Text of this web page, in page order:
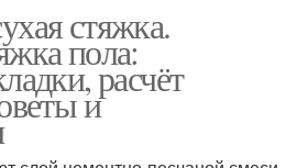
стяжка.
пола:
расчёт
и